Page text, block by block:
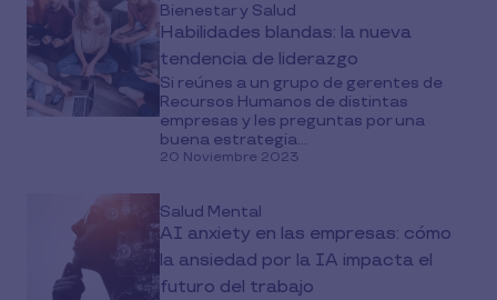
Bienestar y Salud
Habilidades blandas: la nueva
tendencia de liderazgo
Si reúnes a un grupo de gerentes de
Recursos Humanos de distintas
empresas y les preguntas por una
buena estrategia...
20 Noviembre 2023
Salud Mental
AI anxiety en las empresas: cómo
la ansiedad por la IA impacta el
futuro del trabajo